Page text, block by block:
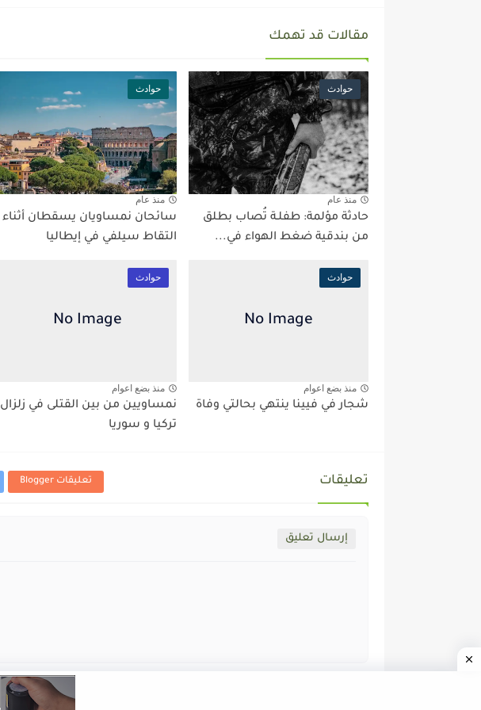
مقالات قد تهمك
حوادث
منذ عام
حادثة مؤلمة: طفلـة تُصاب بطلق
من بندقية ضغط الهواء في...
حوادث
منذ عام
سائحان نمساويان يسقطان أثناء
التقاط سيلفي في إيطاليا
حوادث
منذ بضع اعوام
شجار في فيينا ينتهي بحالتي وفاة
حوادث
منذ بضع اعوام
نمساويين من بين القتلى في زلزال
تركيا و سوريا
تعليقات تعليقات Blogger
إرسال تعليق